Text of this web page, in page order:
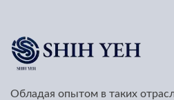
Обладая опытом в таких